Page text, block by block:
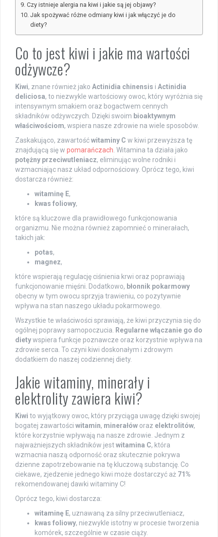
Czy istnieje alergia na kiwi i jakie są jej objawy?
Jak spożywać różne odmiany kiwi i jak włączyć je do
diety?
Co to jest kiwi i jakie ma wartości
odżywcze?
Kiwi, znane również jako Actinidia chinensis i Actinidia
deliciosa, to niezwykle wartościowy owoc, który wyróżnia się
intensywnym smakiem oraz bogactwem cennych
składników odżywczych. Dzięki swoim bioaktywnym
właściwościom, wspiera nasze zdrowie na wiele sposobów.
Zaskakująco, zawartośćwitaminy C w kiwi przewyższa tę
znajdującą się w pomarańczach . Witamina ta działa jako
potężny przeciwutleniacz, eliminując wolne rodniki i
wzmacniając nasz układ odpornościowy. Oprócz tego, kiwi
dostarcza również:
witaminę E,
kwas foliowy,
które są kluczowe dla prawidłowego funkcjonowania
organizmu. Nie można również zapomnieć o minerałach,
takich jak:
potas,
magnez,
które wspierają regulację ciśnienia krwi oraz poprawiają
funkcjonowanie mięśni. Dodatkowo, błonnik pokarmowy
obecny w tym owocu sprzyja trawieniu, co pozytywnie
wpływa na stan naszego układu pokarmowego.
Wszystkie te właściwości sprawiają, że kiwi przyczynia się do
ogólnej poprawy samopoczucia.
Regularne włączanie go do
dietywspiera funkcje poznawcze oraz korzystnie wpływa na
zdrowie serca. To czyni kiwi doskonałym i zdrowym
dodatkiem do naszej codziennej diety.
Jakie witaminy, minerały i
elektrolity zawiera kiwi?
Kiwi to wyjątkowy owoc, który przyciąga uwagę dzięki swojej
bogatej zawartości witamin, minerałów oraz elektrolitów,
które korzystnie wpływają na nasze zdrowie. Jednym z
najważniejszych składników jestwitamina C, która
wzmacnia naszą odporność oraz skutecznie pokrywa
dzienne zapotrzebowanie na tę kluczową substancję. Co
ciekawe, zjedzenie jednego kiwi może dostarczyć aż 71%
rekomendowanej dawki witaminy C!
Oprócz tego, kiwi dostarcza:
witaminę E, uznawaną za silny przeciwutleniacz,
kwas foliowy, niezwykle istotny w procesie tworzenia
komórek, szczególnie w czasie ciąży.